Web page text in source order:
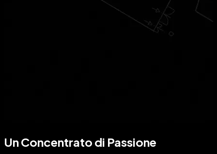
Un Concentrato di Passione